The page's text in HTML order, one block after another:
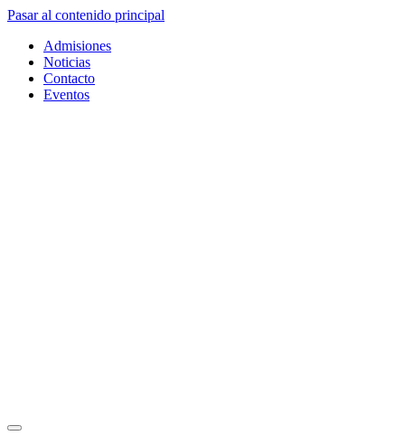
Pasar al contenido principal
Admisiones
Noticias
Contacto
Eventos